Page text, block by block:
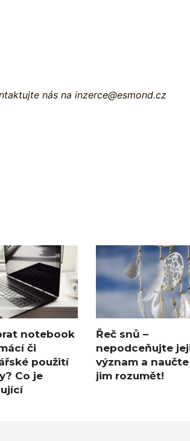
nás na inzerce@esmond.cz
notebook
či
použití
Co je
Řeč snů –
nepodceňujte
význam a
jim rozumět!